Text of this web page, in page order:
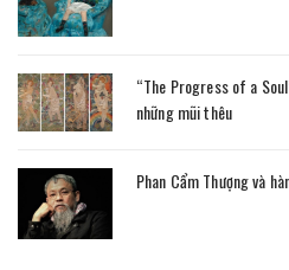
“The Progress of a
những mũi thêu
Phan Cẩm Thượng và